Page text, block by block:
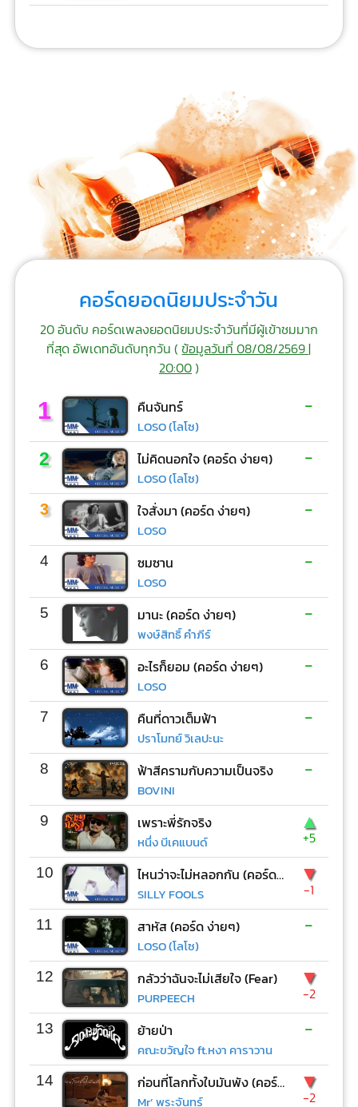
คอร์ดยอดนิยมประจำวัน
20 อันดับ คอร์ดเพลงยอดนิยมประจำวันที่มีผู้เข้าชมมาก
ที่สุด อัพเดทอันดับทุกวัน (ข้อมูลวันที่ 08/08/2569 |
20:00)
1 คืนจันทร์
LOSO (โลโซ)
-
2 ไม่คิดนอกใจ (คอร์ด ง่ายๆ)
LOSO (โลโซ)
-
3 ใจสั่งมา (คอร์ด ง่ายๆ)
LOSO
-
4 ซมซาน
LOSO
-
5 มานะ (คอร์ด ง่ายๆ)
พงษ์สิทธิ์ คำภีร์
-
6 อะไรก็ยอม (คอร์ด ง่ายๆ)
LOSO
-
7 คืนที่ดาวเต็มฟ้า
ปราโมทย์ วิเลปะนะ
-
8 ฟ้าสีครามกับความเป็นจริง
BOVINI
-
9 เพราะพี่รักจริง
หนึ่ง บีเคแบนด์
▲
+5
10 ไหนว่าจะไม่หลอกกัน (คอร์ด ง่ายๆ)
SILLY FOOLS
▼
-1
11 สาหัส (คอร์ด ง่ายๆ)
LOSO (โลโซ)
-
12 กลัวว่าฉันจะไม่เสียใจ (Fear)
PURPEECH
▼
-2
13 ย้ายป่า
คณะขวัญใจ ft.หงา คาราวาน
-
14 ก่อนที่โลกทั้งใบมันพัง (คอร์ด ง่ายๆ)
Mr’ พระจันทร์
▼
-2